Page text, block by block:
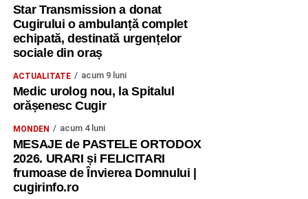
Star Transmission a donat
Cugirului o ambulanță complet
echipată, destinată urgențelor
sociale din oraș
ACTUALITATE acum 9 luni
Medic urolog nou, la Spitalul
orășenesc Cugir
MONDEN acum 4 luni
MESAJE de PASTELE ORTODOX
2026. URARI și FELICITARI
frumoase de Învierea Domnului |
cugirinfo.ro